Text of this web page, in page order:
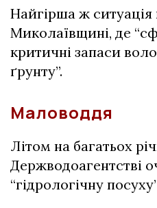
Найгірша ж
Миколаївщині, де
критичні запаси
ґрунту”.
Маловоддя
Літом на багатьох
Держводоагентстві
“гідрологічну